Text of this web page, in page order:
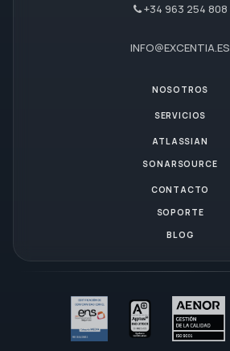
+34 963 254 808
INFO@EXCENTIA.ES
NOSOTROS
SERVICIOS
ATLASSIAN
SONARSOURCE
CONTACTO
SOPORTE
BLOG